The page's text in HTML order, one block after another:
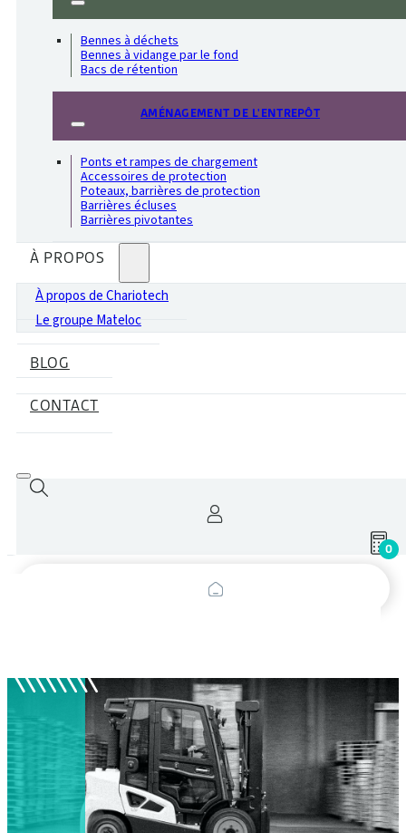
Bennes à déchets
Bennes à vidange par le fond
Bacs de rétention
AMÉNAGEMENT DE L'ENTREPÔT
Ponts et rampes de chargement
Accessoires de protection
Poteaux, barrières de protection
Barrières écluses
Barrières pivotantes
À PROPOS
À propos de Chariotech
Le groupe Mateloc
BLOG
CONTACT
0